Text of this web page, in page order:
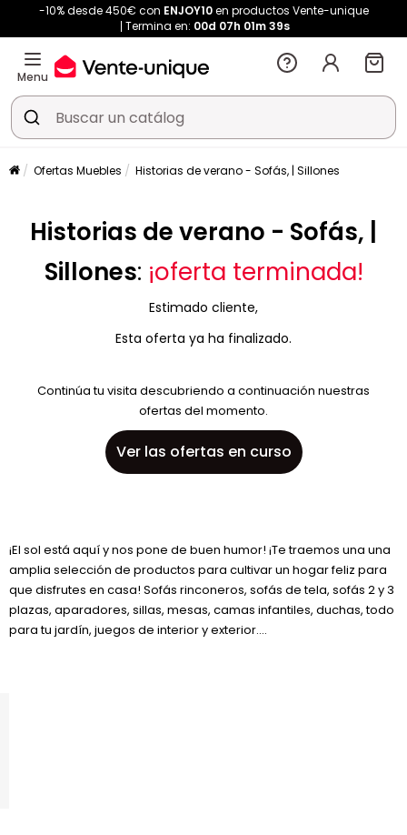
-10% desde 450€ con ENJOY10en productos Vente-unique
Termina en: 00d 07h 01m39s
Menu
Ofertas Muebles Historias de verano - Sofás, | Sillones
Historias de verano - Sofás, |
Sillones: ¡oferta terminada!
Estimado cliente,
Esta oferta ya ha finalizado.
Continúa tu visita descubriendo a continuación nuestras
ofertas del momento.
Ver las ofertas en curso
¡El sol está aquí y nos pone de buen humor! ¡Te traemos una una
amplia selección de productos para cultivar un hogar feliz para
que disfrutes en casa! Sofás rinconeros, sofás de tela, sofás 2 y 3
plazas, aparadores, sillas, mesas, camas infantiles, duchas, todo
para tu jardín, juegos de interior y exterior....